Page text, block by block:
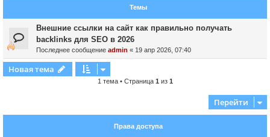
Темы
Внешние ссылки на сайт как правильно получать
backlinks для SEO в 2026
Последнее сообщение admin « 19 апр 2026, 07:40
Новая тема
1 тема • Страница 1 из 1
Перейти
Права доступа